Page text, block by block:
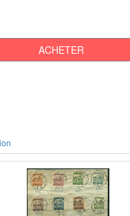
ACHETER